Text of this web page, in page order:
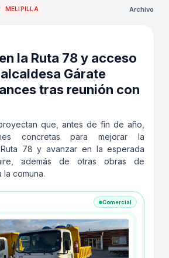
MELIPILLA Archivo
la Ruta 78 y acceso
Gárate
tras reunión con
que, antes de fin de año,
concretas para mejorar la
78 y avanzar en la esperada
además de otras obras de
comuna.
Comercial